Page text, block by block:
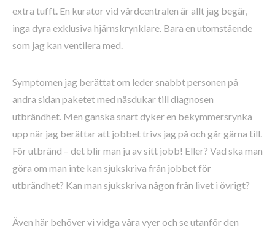
extra tufft. En kurator vid vårdcentralen är allt jag begär,
inga dyra exklusiva hjärnskrynklare. Bara en utomstående
som jag kan ventilera med.
Symptomen jag berättat om leder snabbt personen på
andra sidan paketet med näsdukar till diagnosen
utbrändhet. Men ganska snart dyker en bekymmersrynka
upp när jag berättar att jobbet trivs jag på och går gärna till.
För utbränd – det blir man ju av sitt jobb! Eller? Vad ska man
göra om man inte kan sjukskriva från jobbet för
utbrändhet? Kan man sjukskriva någon från livet i övrigt?
Även här behöver vi vidga våra vyer och se utanför den